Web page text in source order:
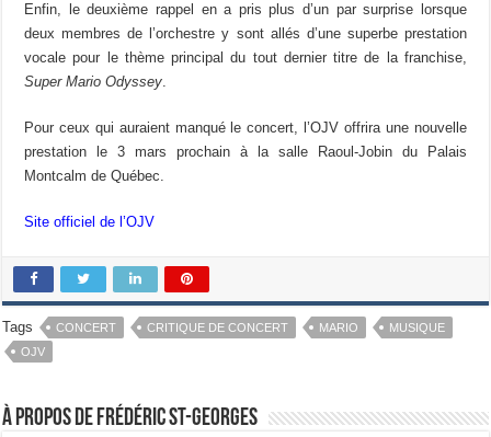
Enfin, le deuxième rappel en a pris plus d’un par surprise lorsque
deux membres de l’orchestre y sont allés d’une superbe prestation
vocale pour le thème principal du tout dernier titre de la franchise,
Super Mario Odyssey.
Pour ceux qui auraient manqué le concert, l’OJV offrira une nouvelle
prestation le 3 mars prochain à la salle Raoul-Jobin du Palais
Montcalm de Québec.
Site officiel de l’OJV
Tags CONCERT CRITIQUE DE CONCERT MARIO
MUSIQUE
OJV
À propos de Frédéric St-Georges